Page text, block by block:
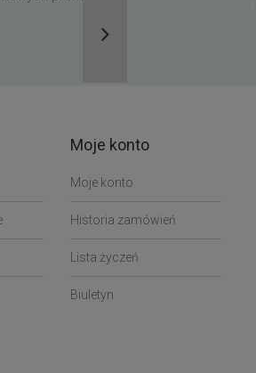
Moje konto
Moje konto
Historia zamówień
Lista życzeń
Biuletyn